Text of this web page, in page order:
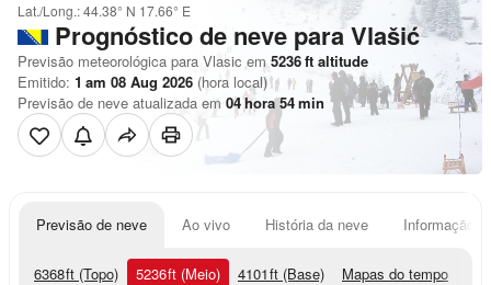
Lat./Long.:44.38° N 17.66° E
Prognóstico de neve para Vlašić
Previsão meteorológica para Vlasic em 5236ft altitude
Emitido: 1 am 08 Aug 2026 (hora local)
Previsão de neve atualizada em 04hora54min
Previsão de neve Ao vivo História da neve Informação
6368ft (Topo) 5236ft (Meio) 4101ft (Base) Mapas do tempo